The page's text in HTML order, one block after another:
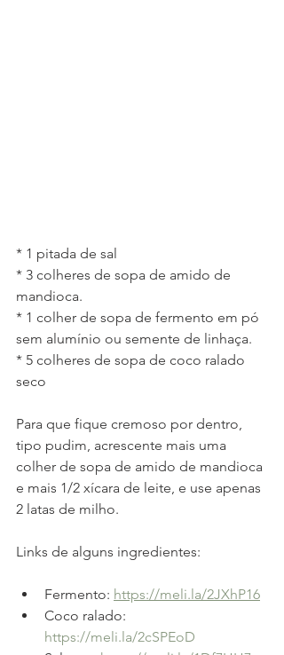
* 1 pitada de sal
* 3 colheres de sopa de amido de
mandioca.
* 1 colher de sopa de fermento em pó
sem alumínio ou semente de linhaça.
* 5 colheres de sopa de coco ralado
seco
Para que fique cremoso por dentro,
tipo pudim, acrescente mais uma
colher de sopa de amido de mandioca
e mais 1/2 xícara de leite, e use apenas
2 latas de milho.
Links de alguns ingredientes:
Fermento: https://meli.la/2JXhP16
Coco ralado:
https://meli.la/2cSPEoD